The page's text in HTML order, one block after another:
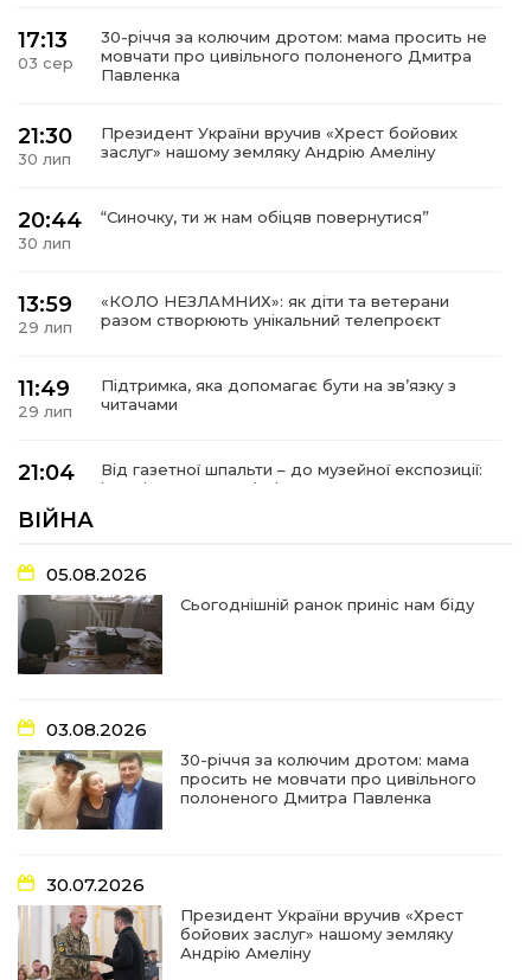
17:13
03 сер
30-річчя за колючим дротом: мама просить не
мовчати про цивільного полоненого Дмитра
Павленка
21:30
30 лип
Президент України вручив «Хрест бойових
заслуг» нашому земляку Андрію Амеліну
20:44
30 лип
“Синочку, ти ж нам обіцяв повернутися”
13:59
29 лип
«КОЛО НЕЗЛАМНИХ»: як діти та ветерани
разом створюють унікальний телепроєкт
11:49
29 лип
Підтримка, яка допомагає бути на зв’язку з
читачами
21:04
Від газетної шпальти – до музейної експозиції:
історії Героїв Барвінківщини стали частиною
17:18
27 лип
У Барвінківській громаді вшанували людей
найгуманнішої професії
16:29
22 лип
Медики Барвінківської громади
вдосконалюють професійні навички
15:09
22 лип
У Пригожому з дітьми та їх батьками
працювали фахівці благодійного фонду
07:17
“Мені й досі сниться син”: чотири роки світлої
11:06
20 лип
За дві доби — серія ворожих ударів по
Барвінківській громаді
ВІЙНА
05.08.2026
Сьогоднішній ранок приніс нам біду
03.08.2026
30-річчя за колючим дротом: мама
просить не мовчати про цивільного
полоненого Дмитра Павленка
30.07.2026
Президент України вручив «Хрест
бойових заслуг» нашому земляку
Андрію Амеліну